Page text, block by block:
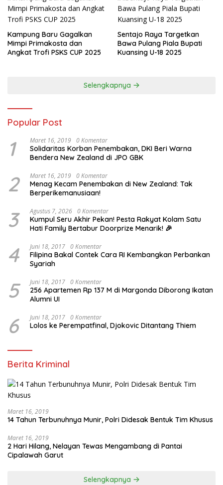
Kampung Baru Gagalkan
Mimpi Primakosta dan
Angkat Trofi PSKS CUP 2025
Sentajo Raya Targetkan
Bawa Pulang Piala Bupati
Kuansing U-18 2025
Selengkapnya
Popular Post
1 Maret 16, 2019 0 Komentar
Solidaritas Korban Penembakan, DKI Beri Warna
Bendera New Zealand di JPO GBK
2 Maret 16, 2019 0 Komentar
Menag Kecam Penembakan di New Zealand: Tak
Berperikemanusiaan!
3 Agustus 7, 2026 0 Komentar
Kumpul Seru Akhir Pekan! Pesta Rakyat Kolam Satu
Hati Family Bertabur Doorprize Menarik! 🎉
4 Juni 18, 2017 0 Komentar
Filipina Bakal Contek Cara RI Kembangkan Perbankan
Syariah
5 Juni 18, 2017 0 Komentar
256 Apartemen Rp 137 M di Margonda Diborong Ikatan
Alumni UI
6 Juni 18, 2017 0 Komentar
Lolos ke Perempatfinal, Djokovic Ditantang Thiem
Berita Kriminal
Maret 16, 2019
14 Tahun Terbunuhnya Munir, Polri Didesak Bentuk Tim Khusus
Maret 16, 2019
2 Hari Hilang, Nelayan Tewas Mengambang di Pantai
Cipalawah Garut
Selengkapnya